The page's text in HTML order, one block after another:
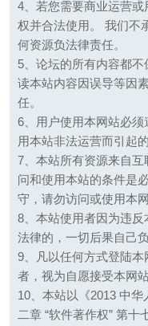
4、若您需要商业运营
权并合法使用。 我们不
何资源负法律责任。
5、论坛的所有内容都
读本站内容因误导等因
任。
6、用户使用本网站必
用本站非法运营而引起
7、本站所有资源来自
问和使用本站的条件是
守，请勿访问或使用本网
8、本站使用者因为违
法律的，一切后果自己
9、凡以任何方式登陆
者，视为自愿接受本网
10、本站以《2013 中
二章 “软件著作权” 第